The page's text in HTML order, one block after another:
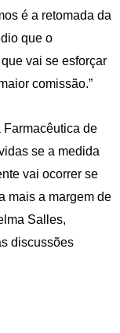
é a retomada da
que o
vai se esforçar
comissão.”
Farmacêutica de
se a medida
vai ocorrer se
mais a margem de
Salles,
discussões